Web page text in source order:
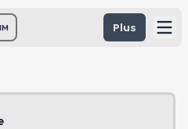
Plus